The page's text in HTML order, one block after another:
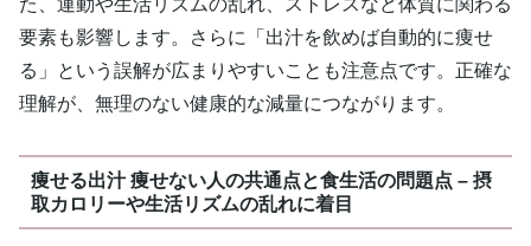
た、運動や生活リズムの乱れ、ストレスなど体質に関わる
要素も影響します。さらに「出汁を飲めば自動的に痩せ
る」という誤解が広まりやすいことも注意点です。正確な
理解が、無理のない健康的な減量につながります。
痩せる出汁 痩せない人の共通点と食生活の問題点 – 摂
取カロリーや生活リズムの乱れに着目